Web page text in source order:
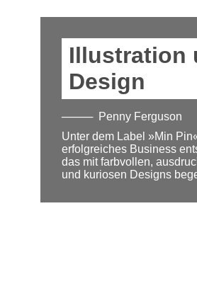
Illustration
Design
Penny Ferguson
Unter dem Label »Min
erfolgreiches Business
das mit farbvollen,
und kuriosen Designs